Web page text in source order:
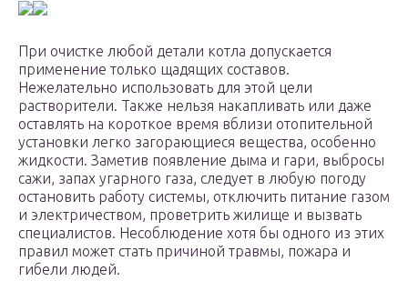
При очистке любой детали котла допускается
применение только щадящих составов.
Нежелательно использовать для этой цели
растворители. Также нельзя накапливать или даже
оставлять на короткое время вблизи отопительной
установки легко загорающиеся вещества, особенно
жидкости. Заметив появление дыма и гари, выбросы
сажи, запах угарного газа, следует в любую погоду
остановить работу системы, отключить питание газом
и электричеством, проветрить жилище и вызвать
специалистов. Несоблюдение хотя бы одного из этих
правил может стать причиной травмы, пожара и
гибели людей.